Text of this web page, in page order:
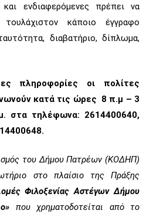
και ενδιαφερόμενες πρέπει να
κάποιο έγγραφο
διαβατήριο, δίπλωμα,
πληροφορίες οι πολίτες
κατά τις ώρες 8 π.μ – 3
στα τηλέφωνα: 2614400640,
του Δήμου Πατρέων (ΚΟΔΗΠ)
στο πλαίσιο της Πράξης
Φιλοξενίας Αστέγων Δήμου
που χρηματοδοτείται από το